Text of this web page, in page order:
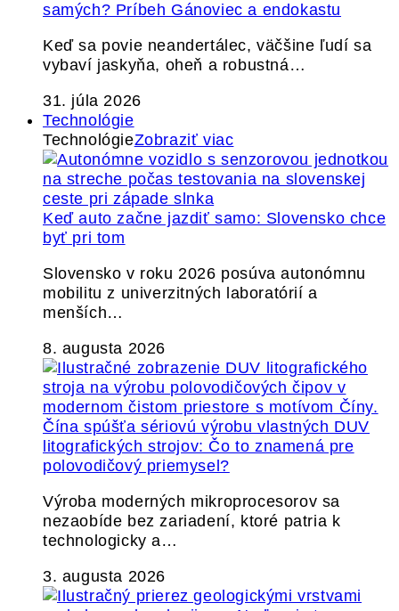
samých? Príbeh Gánoviec a endokastu
Keď sa povie neandertálec, väčšine ľudí sa
vybaví jaskyňa, oheň a robustná…
31. júla 2026
Technológie
TechnológieZobraziť viac
Keď auto začne jazdiť samo: Slovensko chce
byť pri tom
Slovensko v roku 2026 posúva autonómnu
mobilitu z univerzitných laboratórií a
menších…
8. augusta 2026
Čína spúšťa sériovú výrobu vlastných DUV
litografických strojov: Čo to znamená pre
polovodičový priemysel?
Výroba moderných mikroprocesorov sa
nezaobíde bez zariadení, ktoré patria k
technologicky a…
3. augusta 2026